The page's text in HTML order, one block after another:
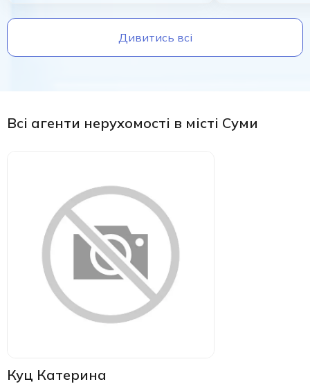
Дивитись всі
Всі агенти нерухомості в місті Суми
Куц Катерина